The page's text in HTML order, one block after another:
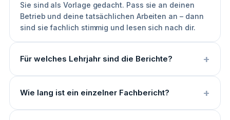
Sie sind als Vorlage gedacht. Pass sie an deinen
Betrieb und deine tatsächlichen Arbeiten an – dann
sind sie fachlich stimmig und lesen sich nach dir.
Für welches Lehrjahr sind die Berichte?
Wie lang ist ein einzelner Fachbericht?